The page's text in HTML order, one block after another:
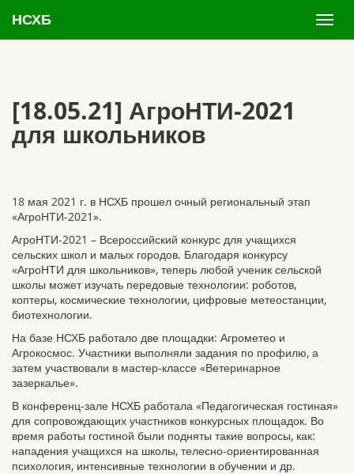
НСХБ
[18.05.21] АгроНТИ-2021
для школьников
18 мая 2021 г. в НСХБ прошел очный региональный этап
«АгроНТИ-2021».
АгроНТИ-2021 – Всероссийский конкурс для учащихся
сельских школ и малых городов. Благодаря конкурсу
«АгроНТИ для школьников», теперь любой ученик сельской
школы может изучать передовые технологии: роботов,
коптеры, космические технологии, цифровые метеостанции,
биотехнологии.
На базе НСХБ работало две площадки: Агрометео и
Агрокосмос. Участники выполняли задания по профилю, а
затем участвовали в мастер-классе «Ветеринарное
зазеркалье».
В конференц-зале НСХБ работала «Педагогическая гостиная»
для сопровождающих участников конкурсных площадок. Во
время работы гостиной были подняты такие вопросы, как:
нападения учащихся на школы, телесно-ориентированная
психология, интенсивные технологии в обучении и др.